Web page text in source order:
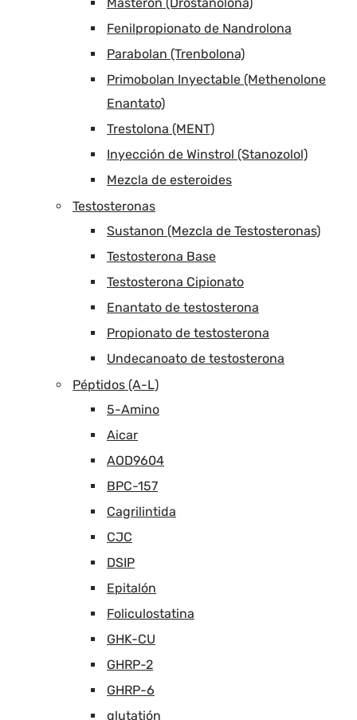
Masteron (Drostanolona)
Fenilpropionato de Nandrolona
Parabolan (Trenbolona)
Primobolan Inyectable (Methenolone
Enantato)
Trestolona (MENT)
Inyección de Winstrol (Stanozolol)
Mezcla de esteroides
Testosteronas
Sustanon (Mezcla de Testosteronas)
Testosterona Base
Testosterona Cipionato
Enantato de testosterona
Propionato de testosterona
Undecanoato de testosterona
Péptidos (A-L)
5-Amino
Aicar
AOD9604
BPC-157
Cagrilintida
CJC
DSIP
Epitalón
Foliculostatina
GHK-CU
GHRP-2
GHRP-6
glutatión